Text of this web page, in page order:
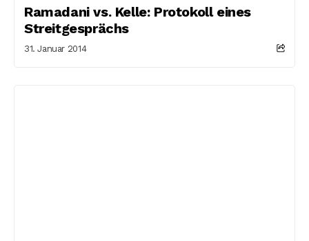
Ramadani vs. Kelle: Protokoll eines
Streitgesprächs
31. Januar 2014